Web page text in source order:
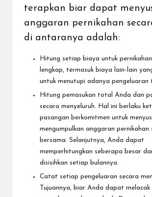
terapkan biar dapat
anggaran pernikahan
di antaranya adalah:
Hitung setiap biaya untuk
lengkap, termasuk biaya lain-lain
untuk menutupi adanya pengeluaran
Hitung pemasukan total Anda dan
secara menyeluruh. Hal ini berlaku
pasangan berkomitmen untuk
mengumpulkan anggaran pernikahan
bersama. Selanjutnya, Anda dapat
memperhitungkan seberapa besar
disisihkan setiap bulannya.
Catat setiap pengeluaran secara
Tujuannya, biar Anda dapat